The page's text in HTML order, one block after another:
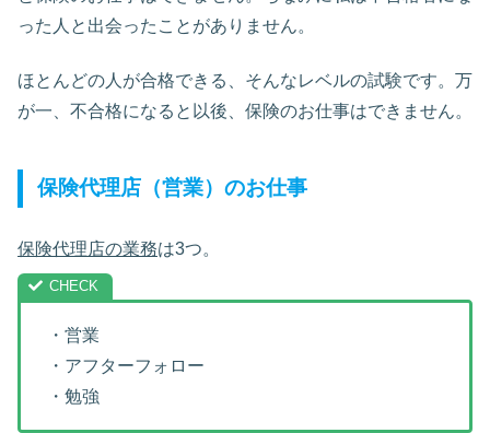
った人と出会ったことがありません。
ほとんどの人が合格できる、そんなレベルの試験です。万
が一、不合格になると以後、保険のお仕事はできません。
保険代理店（営業）のお仕事
保険代理店の業務は3つ。
・営業
・アフターフォロー
・勉強